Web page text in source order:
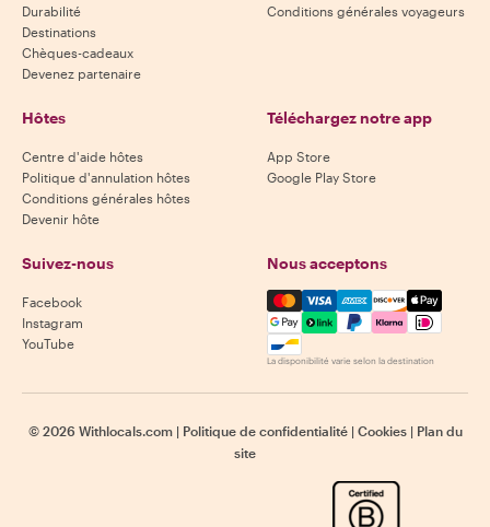
Durabilité
Destinations
Chèques-cadeaux
Devenez partenaire
Conditions générales voyageurs
Hôtes
Centre d'aide hôtes
Politique d'annulation hôtes
Conditions générales hôtes
Devenir hôte
Téléchargez notre app
App Store
Google Play Store
Suivez-nous
Facebook
Instagram
YouTube
Nous acceptons
Mastercard, Visa, Amex,
La disponibilité varie selon la destination
© 2026 Withlocals.com | Politique de confidentialité | Cookies | Plan du
site